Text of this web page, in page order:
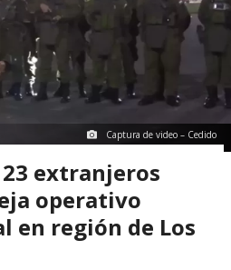
Captura de video – Cedido
extranjeros
operativo
en región de Los